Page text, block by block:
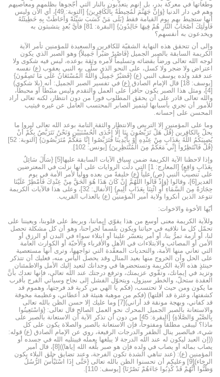
وطغاتها في معركة بدر، بل إنهم يتعذّبون بالنار التي أجّجوها بظلمهم ومعاصيهم
وهم في دار الدنيا {وَإِنَّ جَهَنَّمَ لَمُحِيطَةٌ بِالْكَافِرِينَ} [التوبة: 49]، أي الآن وليس
أنها ستحيط بهم يوم القيامة فقط {بَلَى مَنْ كَسَبَ سَيِّئَةً وَأَحَاطَتْ بِهِ خَطِيئَتُهُ
فَأُولَئِكَ أَصْحَابُ النَّارِ هُمْ فِيهَا خَالِدُونَ} [البقرة: 81] فأيَّ بُعدٍ يتشبثون به
ويخدعون به أنفسهم؟
وإلى أن تتحقق هذه النهاية الشقيّة للكافرين والسعيدة للمؤمنين تأمر الآية
الكريمة السابقة بالصبر الجميل {فَاصْبِرْ صَبْراً جَمِيلاً} وهو الصبر الذي يكون
لوجه الله تعالى ورضاً بقضائه وتسليماً لأمره وثقة بوعده، ليس فيه شكوى ولا
اعتراض ولا ضجر ولا كسل، على النحو الذي سلّى به النبي يعقوب (ع) نفسه
عند فقد ولده يوسف النبي (ع) {فَصَبْرٌ جَمِيلٌ وَاللَّهُ الْمُسْتَعَانُ عَلَى مَا تَصِفُونَ}
[يوسف: 18] قال الإمام الصادق (ع) في تفسير الصبر الجميل: أنه (بلا شكوى)
[4]، ومثل هذا الصبر يكون حافزاً على العمل والتقدم وليس مثبّطاً أو محبطاً،
والله تعالى قادر على أن يحقق المطلوب فوراً من دون انتظار، لكنه تعالى أراد
للأمور أن تجري بأسبابها ليتميز الصابر المحتسب العامل عن غيره فيثيب
المحسن على إحسانه.
وما على المؤمنين إلا التربص والانتظار والثقة التامة بوعد الله تعالى ليروا ما
يحلّ بالكافرين {قُلْ هَلْ تَرَبَّصُونَ بِنَا إِلَّا إِحْدَى الْحُسْنَيَيْنِ وَنَحْنُ نَتَرَبَّصُ بِكُمْ أَنْ
يُصِيبَكُمُ اللَّهُ بِعَذَابٍ مِنْ عِنْدِهِ أَوْ بِأَيْدِينَا فَتَرَبَّصُوا إِنَّا مَعَكُمْ مُتَرَبِّصُونَ} [التوبة: 52]
{قُلْ فَانْتَظِرُوا إِنِّي مَعَكُمْ مِنَ الْمُنْتَظِرِينَ} [يونس: 102].
وإذا لاحظنا الآية الكريمة ضمن سياق الآيات السابقة عليها[5] {سَأَلَ سَائِلٌ
بِعَذَابٍ وَاقِعٍ} [المعارج: 1] التي دلّت الروايات على أنها نزلت في المعترضين
على تنصيب النبي (ص) علياً (ع) خليفةً من بعده وولياً لأمر الأمة في يوم
الغدير[6]، وقالوا {وَإِذْ قَالُوا اللَّهُمَّ إِنْ كَانَ هَذَا هُوَ الْحَقَّ مِنْ عِنْدِكَ فَأَمْطِرْ عَلَيْنَا
حِجَارَةً مِنَ السَّمَاءِ أَوِ ائْتِنَا بِعَذَابٍ أَلِيمٍ} [الأنفال: 32]، وعلى هذا فالآيات الكريمة
تتوعد الذين أنكروا ولاية أمير المؤمنين (ع) بالعذاب القريب.
أيّها الأخوة والاخوات:
وللآية الكريمة معنى أوسع من هذا يقوّي إيماننا، ويربط على قلوبنا، ويعيننا على
تحمّل كل ما نلاقيه في حياتنا ويكون بلسماً لجراحنا، وهو أن كل مشكلة تحصل
لنا، أو أزمة تمرُّ بنا، أو أمر يتعسّر علينا أو ابتلاء سواء في البدن أو الرزق أو
الأمن أو المصائب والابتلاءات في الأهل والأقرباء والأحبّة أو الكوارث العامة
التي تعاني منها الأمة، والتحديات المعقّدة التي تواجهها، وترى أنها مستعصية
على الحل وأن الخروج منها بعيد المنال وقد يحصل اليأس منه، فعليك أن تتذكر
حينئذٍ هذه الآية الكريمة وتستحضرها في وجدانك لتعيد إليك الأمل والاطمئنان
وتزيد في إيمانك، وتقّوي عزيمتك، وترفع درجتك عند الله تعالى، فإنها تعدك بأنَّ
العقدة ستحلّ، والخطر سيزول، ويتحوّل الفشل إلى نجاح وسيأتي الفرج بأقرب
ما يكون ومن حيث لا تحتسب، (فكم يا الهي من كربة قد فرجتها، وهموم قد
كشفتها، وعثرة قد أقلتها) (فكم من موهبة هنيئة قد أعطاني، وعظيمة مخوفة
قد كفاني، وبهجة مونقة قد أراني)[7] وما عليك إلا حسن الظن بالله تعالى
والاستعانة بالصبر الجميل المحرك نحو العمل الصالح قال تعالى: {وَاسْتَعِينُوا
بِالصَّبْرِ وَالصَّلَاةِ} [البقرة: 45] من دون أن تذكر الآية أن الاستعانة بالصبر على
ماذا؟ ليبقى مطلقاً ومفتوحاً، فإن الاستعانة بالصبر والصلاة يكون على كل
شيء، فبالصبر ينال الظفر والدرجات الرفيعة، روي عن الإمام الصادق (ع) قوله:
((إن العبد ليكون له عند الله الدرجة لا يبلغها بعمله فيبتليه الله في جسده أو
يصاب بماله أو يصاب في ولده فإن هو صبر بلّغه الله إياها))[8]، قال أمير
المؤمنين (ع): (عند تناهي الشدة تكون الفرجة، وعند تضايق حلق البلاء يكون
الرخاء)[9] وعليكم أن تحسنوا الظن بالله تعالى {حَتَّى إِذَا اسْتَيْأَسَ الرُّسُلُ
وَظَنُّوا أَنَّهُمْ قَدْ كُذِبُوا جَاءَهُمْ نَصْرُنَا} [يوسف: 110].